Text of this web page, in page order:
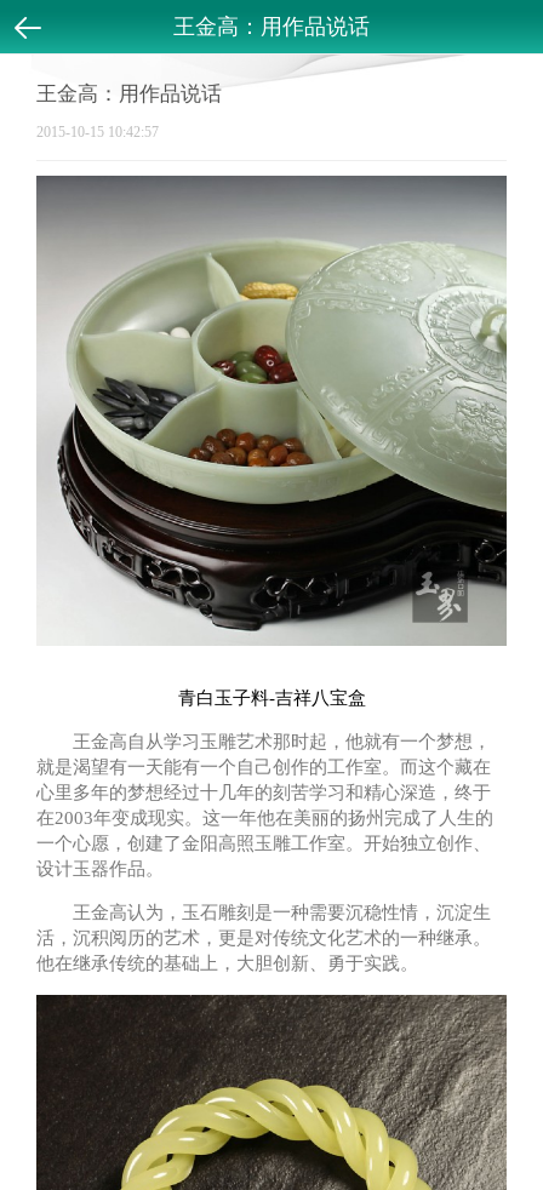
王金高：用作品说话
返回
王金高：用作品说话
2015-10-15 10:42:57
青白玉子料-吉祥八宝盒
王金高自从学习玉雕艺术那时起，他就有一个梦想，
就是渴望有一天能有一个自己创作的工作室。而这个藏在
心里多年的梦想经过十几年的刻苦学习和精心深造，终于
在2003年变成现实。这一年他在美丽的扬州完成了人生的
一个心愿，创建了金阳高照玉雕工作室。开始独立创作、
设计玉器作品。
王金高认为，玉石雕刻是一种需要沉稳性情，沉淀生
活，沉积阅历的艺术，更是对传统文化艺术的一种继承。
他在继承传统的基础上，大胆创新、勇于实践。